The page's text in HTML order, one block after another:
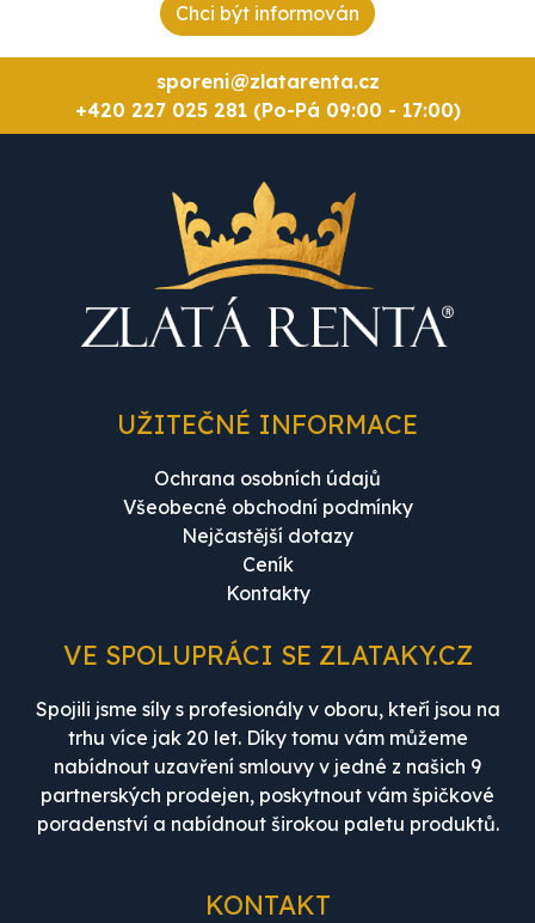
Chci být informován
sporeni@zlatarenta.cz
+420 227 025 281 (Po-Pá 09:00 - 17:00)
UŽITEČNÉ INFORMACE
Ochrana osobních údajů
Všeobecné obchodní podmínky
Nejčastější dotazy
Ceník
Kontakty
VE SPOLUPRÁCI SE ZLATAKY.CZ
Spojili jsme síly s profesionály v oboru, kteří jsou na
trhu více jak 20 let. Díky tomu vám můžeme
nabídnout uzavření smlouvy v jedné z našich 9
partnerských prodejen, poskytnout vám špičkové
poradenství a nabídnout širokou paletu produktů.
KONTAKT